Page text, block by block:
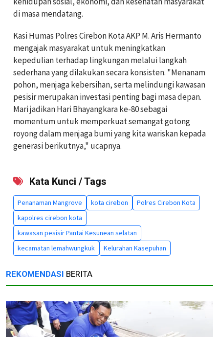
di masa mendatang.
Kasi Humas Polres Cirebon Kota AKP M. Aris Hermanto
mengajak masyarakat untuk meningkatkan
kepedulian terhadap lingkungan melalui langkah
sederhana yang dilakukan secara konsisten. "Menanam
pohon, menjaga kebersihan, serta melindungi kawasan
pesisir merupakan investasi penting bagi masa depan.
Mari jadikan Hari Bhayangkara ke-80 sebagai
momentum untuk memperkuat semangat gotong
royong dalam menjaga bumi yang kita wariskan kepada
generasi berikutnya," ucapnya.
Kata Kunci / Tags
Penanaman Mangrove kota cirebon
Polres Cirebon Kota
kapolres cirebon kota
kawasan pesisir Pantai Kesunean selatan
kecamatan lemahwungkuk
Kelurahan Kasepuhan
REKOMENDASI BERITA